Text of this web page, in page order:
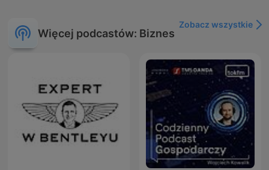
Więcej podcastów: Biznes
Zobacz wszystkie